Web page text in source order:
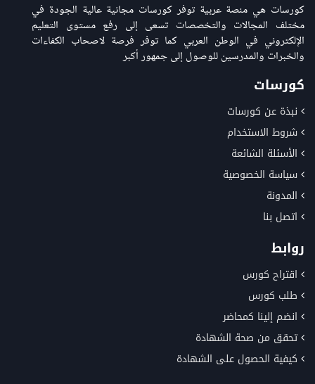
كورسات هي منصة عربية توفر كورسات مجانية عالية الجودة في
مختلف المجالات والتخصصات تسعى إلى رفع مستوى التعليم
الإلكتروني في الوطن العربي كما توفر فرصة لاصحاب الكفاءات
والخبرات والمدرسين للوصول إلى جمهور أكبر
كورسات
نبذة عن كورسات
شروط الاستخدام
الأسئلة الشائعة
سياسة الخصوصية
المدونة
اتصل بنا
روابط
اقتراح كورس
طلب كورس
انضم إلينا كمحاضر
تحقق من صحة الشهادة
كيفية الحصول على الشهادة